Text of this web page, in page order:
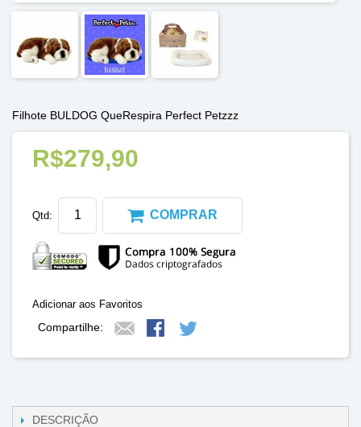
Filhote BULDOG QueRespira Perfect Petzzz
R$279,90
Qtd: COMPRAR
Adicionar aos Favoritos
Compartilhe:
DESCRIÇÃO